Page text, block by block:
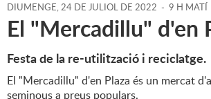
DIUMENGE,24 DE JULIOL DE 2022 - 9 H MATÍ
El "Mercadillu" d'en
Festa de la re-utilització i reciclatge.
El "Mercadillu" d'en Plaza és un mercat
seminous a preus populars.